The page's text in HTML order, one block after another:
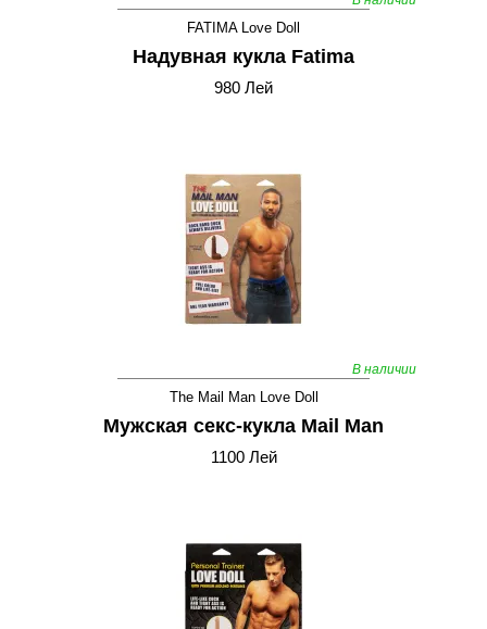
FATIMA Love Doll
Надувная кукла Fatima
980 Лей
В наличии
The Mail Man Love Doll
Мужская секс-кукла Mail Man
1100 Лей